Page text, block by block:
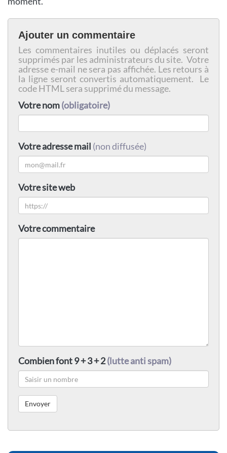
Ajouter un commentaire
Les commentaires inutiles ou déplacés seront
supprimés par les administrateurs du site. Votre
adresse e-mail ne sera pas affichée. Les retours à
la ligne seront convertis automatiquement. Le
code HTML sera supprimé du message.
Votre nom(obligatoire)
Votre adresse mail (non diffusée)
Votre site web
Votre commentaire
Combien font 9 + 3 + 2(lutte anti spam)